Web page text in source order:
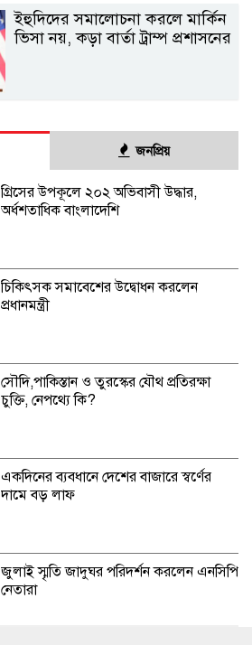
ইহুদিদের সমালোচনা করলে মার্কিন
ভিসা নয়, কড়া বার্তা ট্রাম্প প্রশাসনের
জনপ্রিয়
গ্রিসের উপকূলে ২০২ অভিবাসী উদ্ধার,
অর্ধশতাধিক বাংলাদেশি
চিকিৎসক সমাবেশের উদ্বোধন করলেন
প্রধানমন্ত্রী
সৌদি,পাকিস্তান ও তুরস্কের যৌথ প্রতিরক্ষা
চুক্তি, নেপথ্যে কি?
একদিনের ব্যবধানে দেশের বাজারে স্বর্ণের
দামে বড় লাফ
জুলাই স্মৃতি জাদুঘর পরিদর্শন করলেন এনসিপি
নেতারা